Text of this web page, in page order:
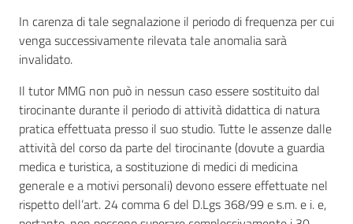
In carenza di tale segnalazione il periodo di frequenza per cui
venga successivamente rilevata tale anomalia sarà
invalidato.
Il tutor MMG non può in nessun caso essere sostituito dal
tirocinante durante il periodo di attività didattica di natura
pratica effettuata presso il suo studio. Tutte le assenze dalle
attività del corso da parte del tirocinante (dovute a guardia
medica e turistica, a sostituzione di medici di medicina
generale e a motivi personali) devono essere effettuate nel
rispetto dell’art. 24 comma 6 del D.Lgs 368/99 e s.m. e i. e,